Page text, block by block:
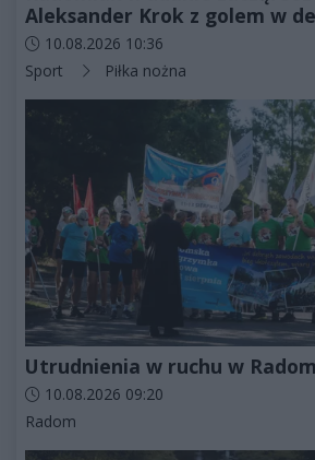
Aleksander Krok z golem w
Data dodania artykułu:
10.08.2026 10:36
Kategorie artykułu:
Sport Piłka nożna
Utrudnienia w ruchu w
Data dodania artykułu:
10.08.2026 09:20
Kategorie artykułu:
Radom